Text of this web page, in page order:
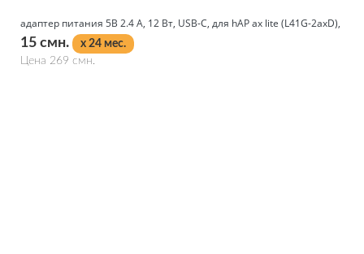
адаптер питания 5В 2.4 А, 12 Вт, USB-C, для hAP ax lite (L41G-2axD),
15 смн.
x 24 мес.
Цена 269 смн.